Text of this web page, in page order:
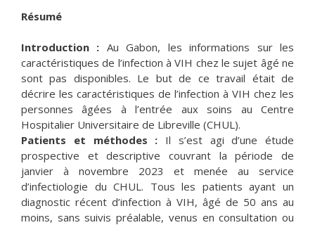
Résumé
Introduction : Au Gabon, les informations sur les
caractéristiques de l’infection à VIH chez le sujet âgé ne
sont pas disponibles. Le but de ce travail était de
décrire les caractéristiques de l’infection à VIH chez les
personnes âgées à l’entrée aux soins au Centre
Hospitalier Universitaire de Libreville (CHUL).
Patients et méthodes : Il s’est agi d’une étude
prospective et descriptive couvrant la période de
janvier à novembre 2023 et menée au service
d’infectiologie du CHUL. Tous les patients ayant un
diagnostic récent d’infection à VIH, âgé de 50 ans au
moins, sans suivis préalable, venus en consultation ou